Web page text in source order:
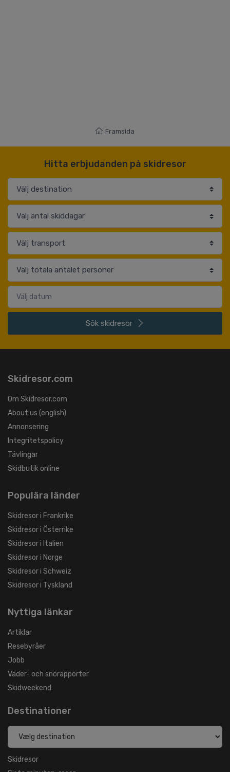
Framsida
Hitta erbjudanden på skidresor
Sök skidresor
Skidresor.com
Om Skidresor.com
About us (english)
Annonsering
Integritetspolicy
Tävlingar
Skidbutik online
Populära länder
Skidresor i Frankrike
Skidresor i Österrike
Skidresor i Italien
Skidresor i Norge
Skidresor i Schweiz
Skidresor i Tyskland
Nyttiga länkar
Artiklar
Resebyråer
Jobb
Väder- och snörapporter
Skidweekend
Destinationer
Skidresor